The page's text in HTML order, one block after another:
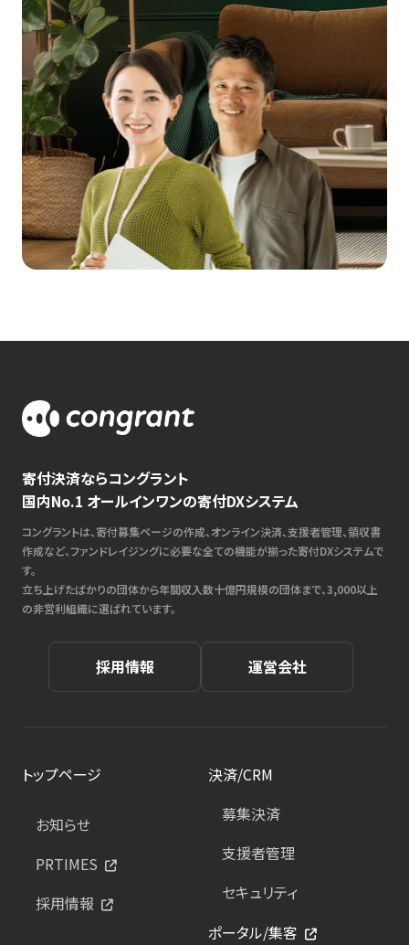
寄付決済ならコングラント
国内No.1 オールインワンの寄付DXシステム
コングラントは、寄付募集ページの作成、オンライン決済、支援者管理、領収書
作成など、ファンドレイジングに必要な全ての機能が揃った寄付DXシステムで
す。
立ち上げたばかりの団体から年間収入数十億円規模の団体まで、3,000以上
の非営利組織に選ばれています。
採用情報 運営会社
トップページ
お知らせ
PRTIMES
採用情報
決済/CRM
募集決済
支援者管理
セキュリティ
ポータル/集客